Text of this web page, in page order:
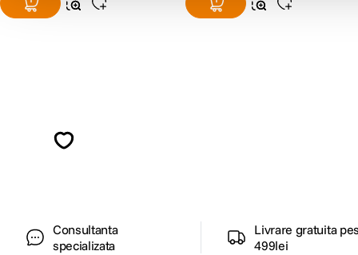
Consultanta
specializata
Livrare gratuita
499lei